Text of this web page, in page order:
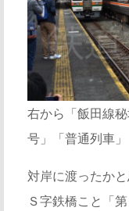
右から「飯田線
号」「普通列車」
対岸に渡ったか
Ｓ字鉄橋こと「